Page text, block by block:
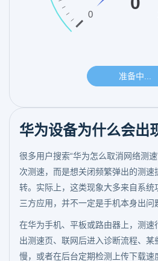
华为设备为什么会出
很多用户搜索“华为怎么取消网络测
次测速，而是想关闭频繁弹出的测
转。实际上，这类现象大多来自系
三方应用，并不一定是手机本身出问
在华为手机、平板或路由器上，测
出测速页、联网后进入诊断流程、
慢，或者在后台定期检测上传下载